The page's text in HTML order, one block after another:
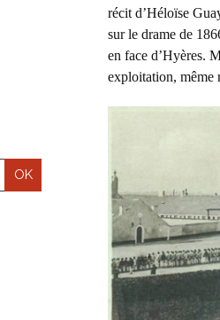
récit d’Héloïse
sur le drame de
en face d’Hyères.
exploitation, même